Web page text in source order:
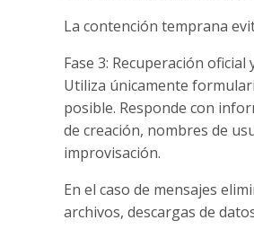
La contención temprana
Fase 3: Recuperación oficial
Utiliza únicamente
posible. Responde con
de creación, nombres de
improvisación.
En el caso de mensajes
archivos, descargas de